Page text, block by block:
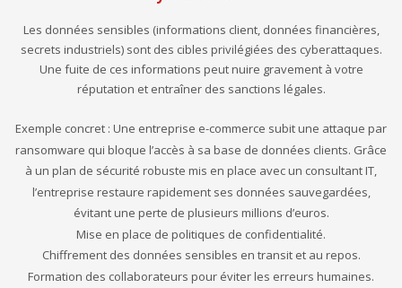
Les données sensibles (informations client, données financières,
secrets industriels) sont des cibles privilégiées des cyberattaques.
Une fuite de ces informations peut nuire gravement à votre
réputation et entraîner des sanctions légales.
Exemple concret : Une entreprise e-commerce subit une attaque par
ransomware qui bloque l’accès à sa base de données clients. Grâce
à un plan de sécurité robuste mis en place avec un consultant IT,
l’entreprise restaure rapidement ses données sauvegardées,
évitant une perte de plusieurs millions d’euros.
Mise en place de politiques de confidentialité.
Chiffrement des données sensibles en transit et au repos.
Formation des collaborateurs pour éviter les erreurs humaines.